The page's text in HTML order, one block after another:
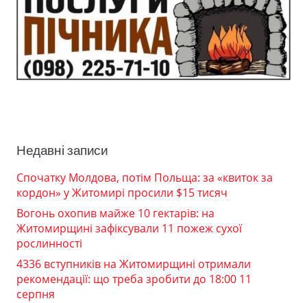
Недавні записи
Спочатку Молдова, потім Польща: за «квиток за
кордон» у Житомирі просили $15 тисяч
Вогонь охопив майже 10 гектарів: на
Житомирщині зафіксували 11 пожеж сухої
рослинності
4336 вступників на Житомирщині отримали
рекомендації: що треба зробити до 18:00 11
серпня